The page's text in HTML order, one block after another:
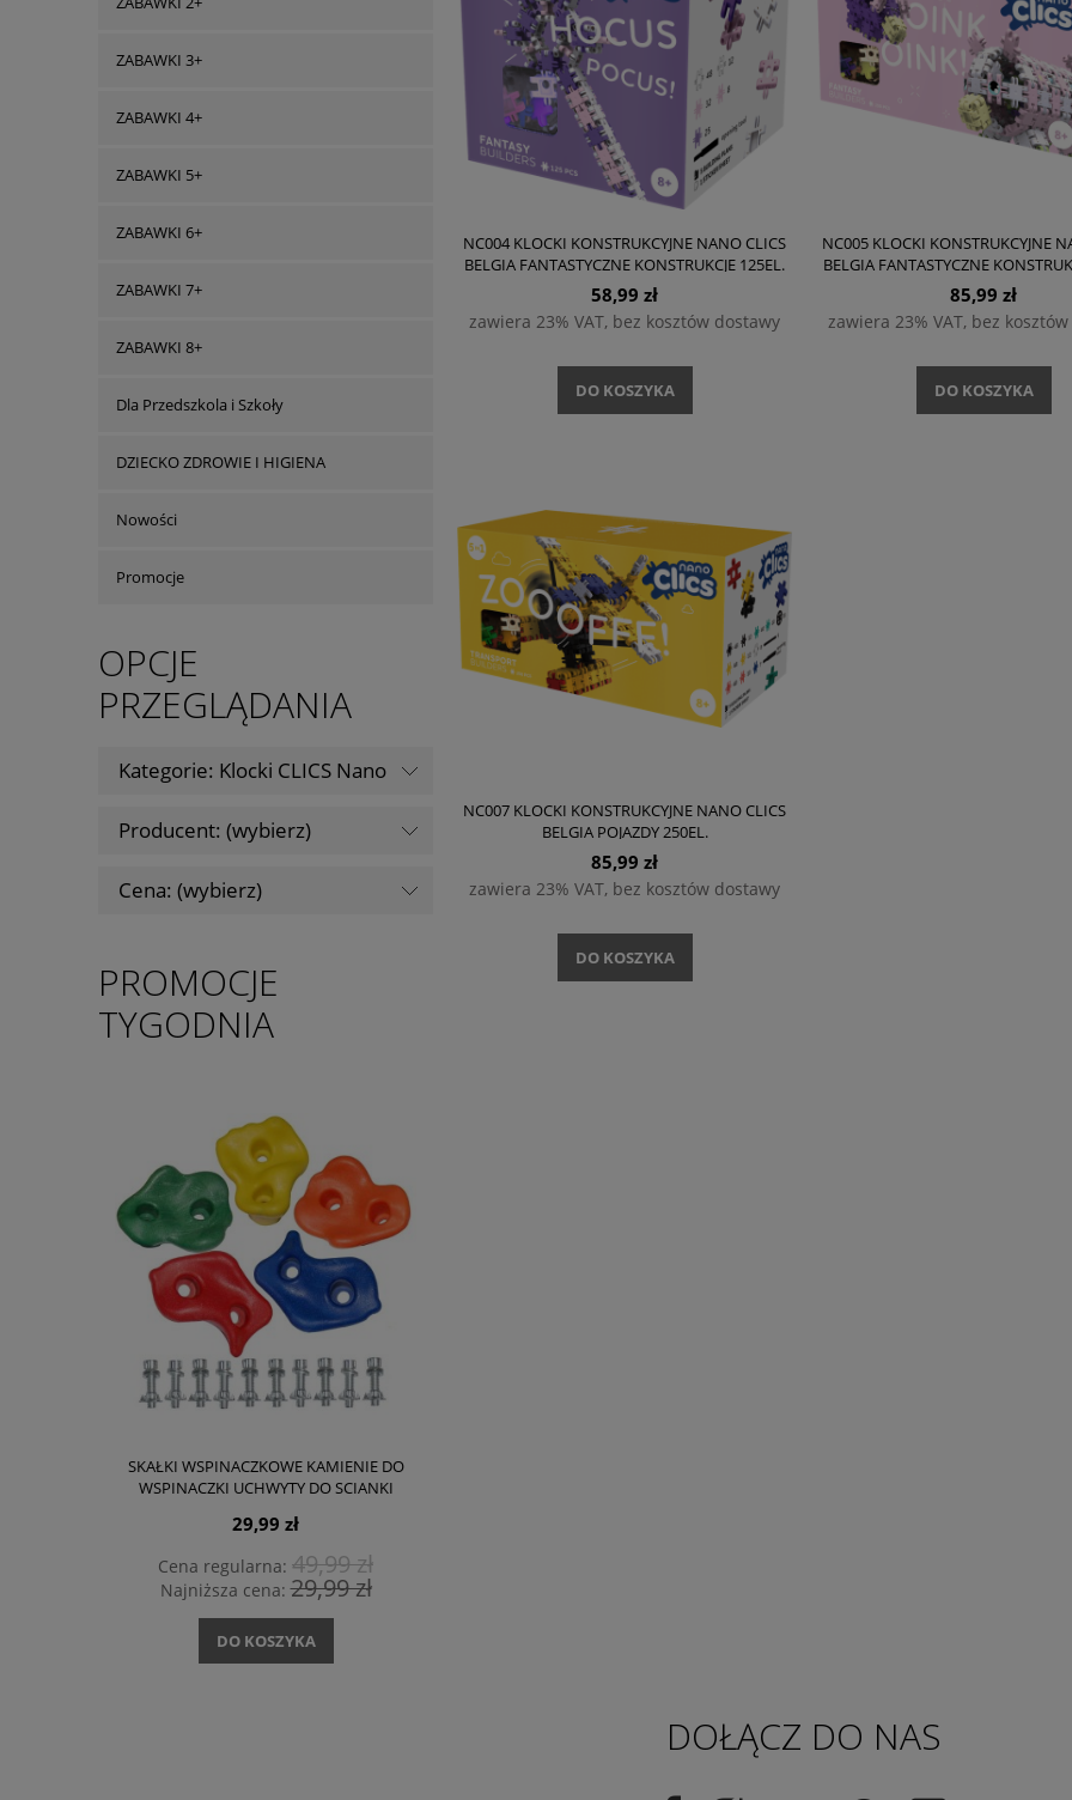
ZABAWKI 3+
ZABAWKI 4+
ZABAWKI 5+
ZABAWKI 6+
ZABAWKI 7+
ZABAWKI 8+
Dla Przedszkola i Szkoły
DZIECKO ZDROWIE I HIGIENA
Nowości
Promocje
OPCJE
PRZEGLĄDANIA
Kategorie: Klocki CLICS Nano
Producent: (wybierz)
Cena: (wybierz)
PROMOCJE
TYGODNIA
SKAŁKI WSPINACZKOWE KAMIENIE DO
WSPINACZKI UCHWYTY DO SCIANKI
MONTAŻOWY
29,99 zł
Cena regularna: 49,99 zł
Najniższa cena:29,99 zł
DO KOSZYKA
NC004 KLOCKI KONSTRUKCYJNE NANO CLICS
BELGIA FANTASTYCZNE KONSTRUKCJE 125EL.
58,99 zł
zawiera 23% VAT, bez kosztów dostawy
DO KOSZYKA
NC005 KLOCKI KONSTRUKCYJNE
BELGIA FANTASTYCZNE
85,99 zł
zawiera 23% VAT, bez
DO KOSZYKA
NC007 KLOCKI KONSTRUKCYJNE NANO CLICS
BELGIA POJAZDY 250EL.
85,99 zł
zawiera 23% VAT, bez kosztów dostawy
DO KOSZYKA
DOŁĄCZ DO NAS